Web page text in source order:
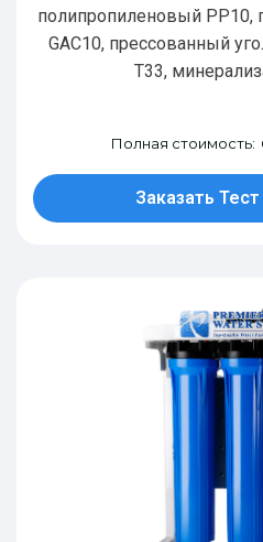
полипропиленовый РР10,
GAC10, прессованный
T33,
Полная стоимость:
Заказать